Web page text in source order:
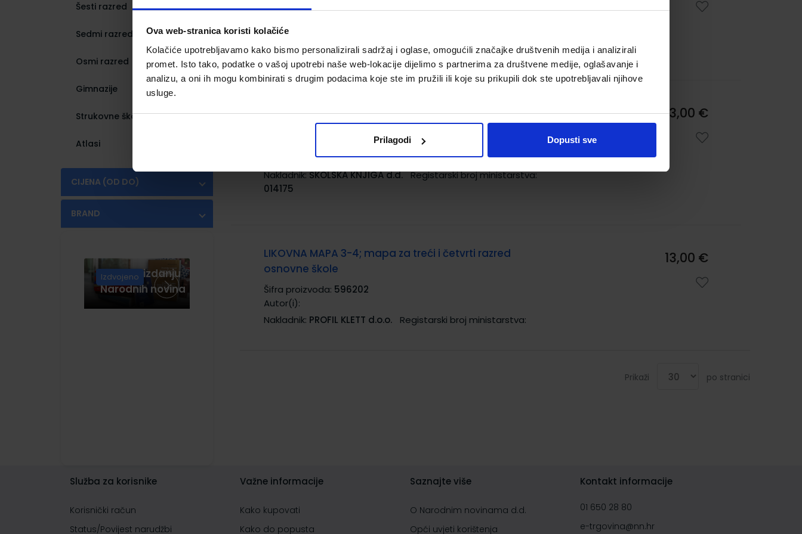
Ova web-stranica koristi kolačiće
Kolačiće upotrebljavamo kako bismo personalizirali sadržaj i oglase, omogućili značajke društvenih medija i analizirali
promet. Isto tako, podatke o vašoj upotrebi naše web-lokacije dijelimo s partnerima za društvene medije, oglašavanje i
analizu, a oni ih mogu kombinirati s drugim podacima koje ste im pružili ili koje su prikupili dok ste upotrebljavali njihove
usluge.
Prilagodi Dopusti sve
Šesti razred (154)
Sedmi razred (191)
Osmi razred (175)
Gimnazije
Strukovne škole (1036)
Atlasi
CIJENA (OD DO)
BRAND
ŠKOLSKA KNJIGA
Knjige u izdanju
Narodnih novina
Izdvojeno
Šifra proizvoda:993473
Autor(i):
Nakladnik:
ALFA d.d. Registarski broj ministarstva:
za 3. i 4. razred OŠ
Nakladnik:ŠKOLSKA KNJIGA d.d.
Registarski broj ministarstva:
014175
13,00 €
LIKOVNA MAPA 3-4; mapa za treći i četvrti razred
osnovne škole
Šifra proizvoda: 596202
Autor(i):
Nakladnik: PROFIL KLETT d.o.o. Registarski broj ministarstva:
13,00 €
Prikaži po stranici
Služba za korisnike
Korisnički račun
Status/Povijest narudžbi
Važne informacije
Kako kupovati
Kako do popusta
Saznajte više
O Narodnim novinama d.d.
Opći uvjeti korištenja
Kontakt informacije
01 650 28 80
e-trgovina@nn.hr